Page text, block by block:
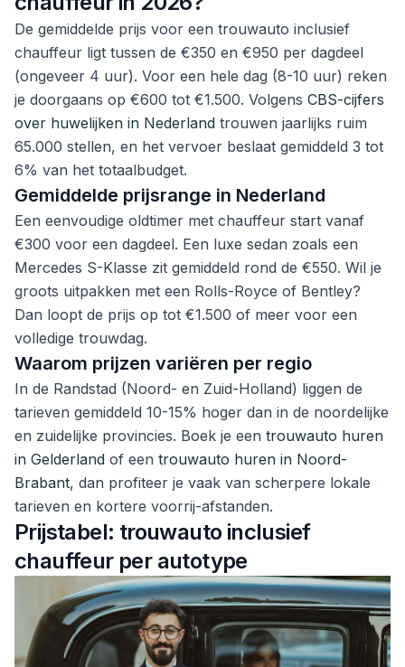
De gemiddelde prijs voor een trouwauto inclusief
chauffeur ligt tussen de €350 en €950 per dagdeel
(ongeveer 4 uur). Voor een hele dag (8-10 uur) reken
je doorgaans op €600 tot €1.500. Volgens CBS-cijfers
over huwelijken in Nederland trouwen jaarlijks ruim
65.000 stellen, en het vervoer beslaat gemiddeld 3 tot
6% van het totaalbudget.
Gemiddelde prijsrange in Nederland
Een eenvoudige oldtimer met chauffeur start vanaf
€300 voor een dagdeel. Een luxe sedan zoals een
Mercedes S-Klasse zit gemiddeld rond de €550. Wil je
groots uitpakken met een Rolls-Royce of Bentley?
Dan loopt de prijs op tot €1.500 of meer voor een
volledige trouwdag.
Waarom prijzen variëren per regio
In de Randstad (Noord- en Zuid-Holland) liggen de
tarieven gemiddeld 10-15% hoger dan in de noordelijke
en zuidelijke provincies. Boek je een trouwauto huren
in Gelderland of een trouwauto huren in Noord-
Brabant, dan profiteer je vaak van scherpere lokale
tarieven en kortere voorrij-afstanden.
Prijstabel: trouwauto inclusief
chauffeur per autotype